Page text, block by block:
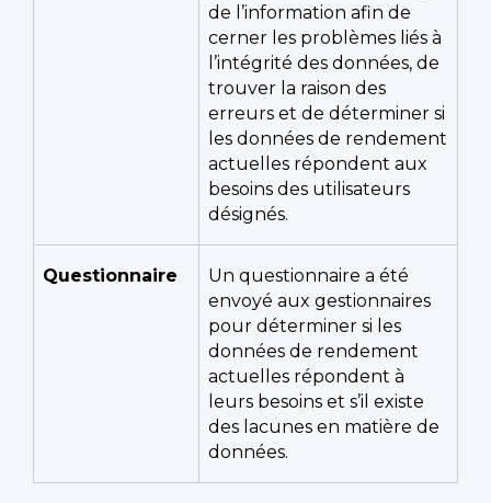
de l’information afin de
cerner les problèmes liés à
l’intégrité des données, de
trouver la raison des
erreurs et de déterminer si
les données de rendement
actuelles répondent aux
besoins des utilisateurs
désignés.
Questionnaire
Un questionnaire a été
envoyé aux gestionnaires
pour déterminer si les
données de rendement
actuelles répondent à
leurs besoins et s’il existe
des lacunes en matière de
données.